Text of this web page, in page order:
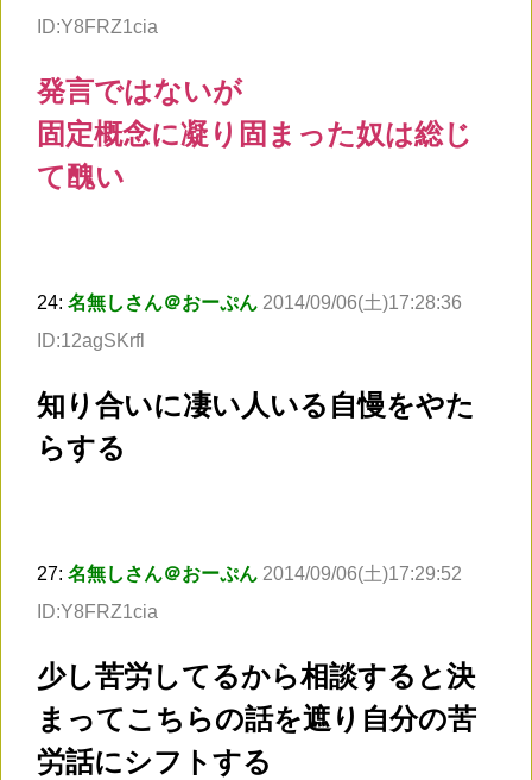
ID:Y8FRZ1cia
発言ではないが
固定概念に凝り固まった奴は総じ
て醜い
24: 名無しさん＠おーぷん 2014/09/06(土)17:28:36
ID:12agSKrfl
知り合いに凄い人いる自慢をやた
らする
27: 名無しさん＠おーぷん 2014/09/06(土)17:29:52
ID:Y8FRZ1cia
少し苦労してるから相談すると決
まってこちらの話を遮り自分の苦
労話にシフトする